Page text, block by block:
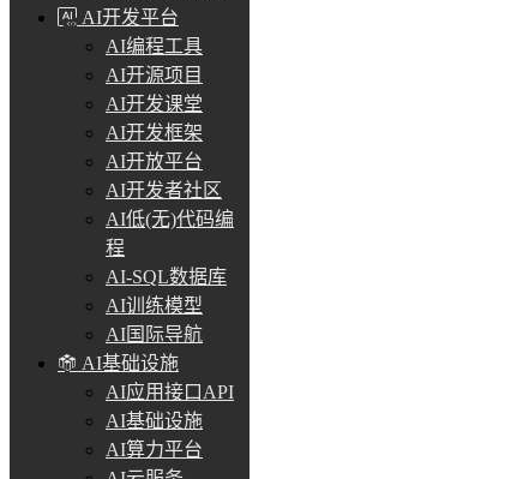
AI开发平台
AI编程工具
AI开源项目
AI开发课堂
AI开发框架
AI开放平台
AI开发者社区
AI低(无)代码编
程
AI-SQL数据库
AI训练模型
AI国际导航
AI基础设施
AI应用接口API
AI基础设施
AI算力平台